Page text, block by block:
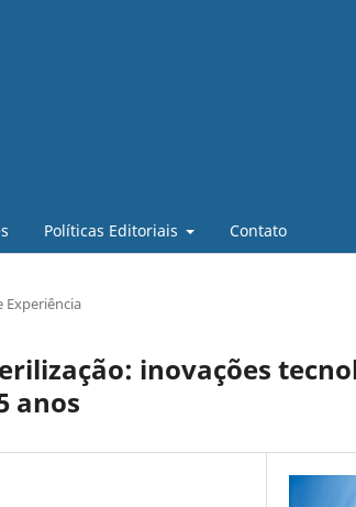
Políticas Editoriais Contato
Experiência
inovações
anos